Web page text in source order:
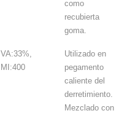
como
recubierta
goma.
VA:33%,
MI:400
Utilizado en
pegamento
caliente del
derretimiento.
Mezclado con